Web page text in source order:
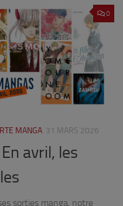
0
MANGA 31 MARS 2026
avril, les
sorties manga, notre